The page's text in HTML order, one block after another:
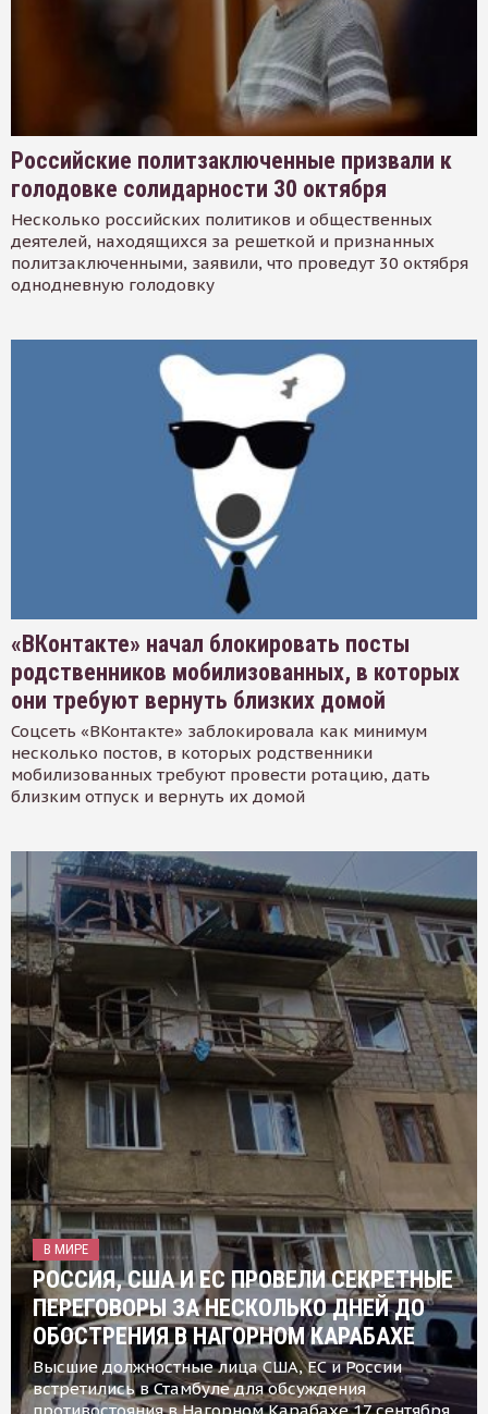
Российские политзаключенные призвали к
голодовке солидарности 30 октября
Несколько российских политиков и общественных
деятелей, находящихся за решеткой и признанных
политзаключенными, заявили, что проведут 30 октября
однодневную голодовку
«ВКонтакте» начал блокировать посты
родственников мобилизованных, в которых
они требуют вернуть близких домой
Соцсеть «ВКонтакте» заблокировала как минимум
несколько постов, в которых родственники
мобилизованных требуют провести ротацию, дать
близким отпуск и вернуть их домой
В МИРЕ
РОССИЯ, США И ЕС ПРОВЕЛИ СЕКРЕТНЫЕ
ПЕРЕГОВОРЫ ЗА НЕСКОЛЬКО ДНЕЙ ДО
ОБОСТРЕНИЯ В НАГОРНОМ КАРАБАХЕ
Высшие должностные лица США, ЕС и России
встретились в Стамбуле для обсуждения
противостояния в Нагорном Карабахе 17 сентября,